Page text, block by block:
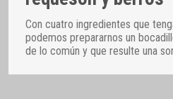
Con cuatro ingredientes que
podemos prepararnos un
de lo común y que resulte una